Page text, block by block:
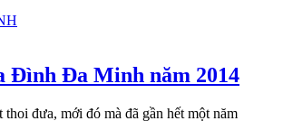
Đình Đa Minh năm 2014
thoi đưa, mới đó mà đã gần hết một năm